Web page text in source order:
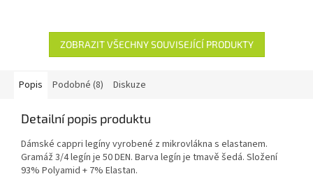
ZOBRAZIT VŠECHNY SOUVISEJÍCÍ PRODUKTY
Popis Podobné (8) Diskuze
Detailní popis produktu
Dámské cappri legíny vyrobené z mikrovlákna s elastanem.
Gramáž 3/4 legín je 50 DEN. Barva legín je tmavě šedá. Složení
93% Polyamid + 7% Elastan.